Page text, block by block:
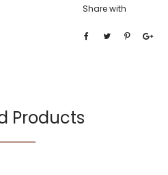
Share with
Products